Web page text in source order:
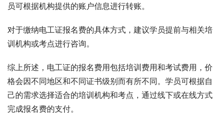
员可根据机构提供的账户信息进行转账。
对于缴纳电工证报名费的具体方式，建议学员提前与相关培
训机构或考点进行咨询。
综上所述，电工证的报名费用包括培训费用和考试费用，价
格会因不同地区和不同证书级别而有所不同。学员可根据自
己的需求选择适合的培训机构和考点，通过线下或在线方式
完成报名费的支付。